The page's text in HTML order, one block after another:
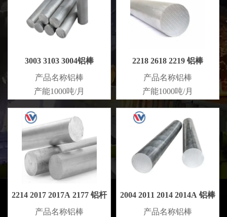
3003 3103 3004铝棒
产品名称铝棒
产能1000吨/月
2218 2618 2219 铝棒
产品名称铝棒
产能1000吨/月
2214 2017 2017A 2177 铝杆
产品名称铝棒
2004 2011 2014 2014A 铝棒
产品名称铝棒